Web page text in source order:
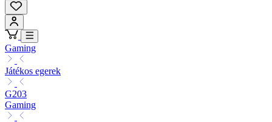
Gaming
Játékos egerek
G203
Gaming